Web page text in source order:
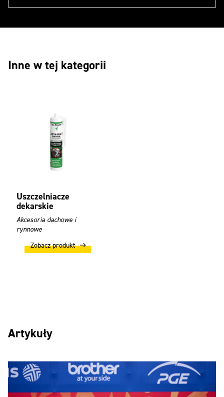
Inne w tej kategorii
Uszczelniacze
dekarskie
Akcesoria dachowe i
rynnowe
Zobacz produkt
Artykuły